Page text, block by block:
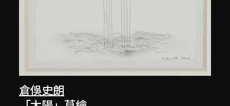
倉俁史朗